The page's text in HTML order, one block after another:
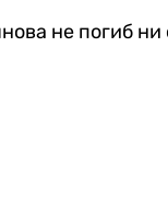
не погиб